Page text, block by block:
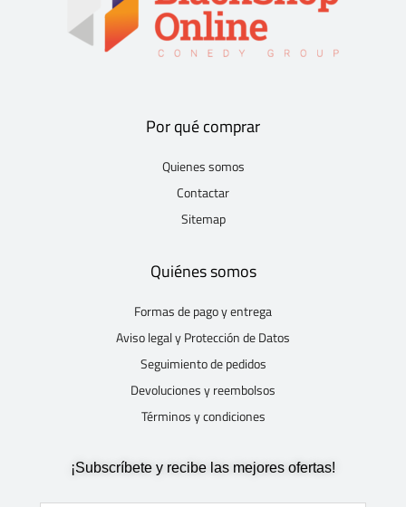
Por qué comprar
Quienes somos
Contactar
Sitemap
Quiénes somos
Formas de pago y entrega
Aviso legal y Protección de Datos
Seguimiento de pedidos
Devoluciones y reembolsos
Términos y condiciones
¡Subscríbete y recibe las mejores ofertas!